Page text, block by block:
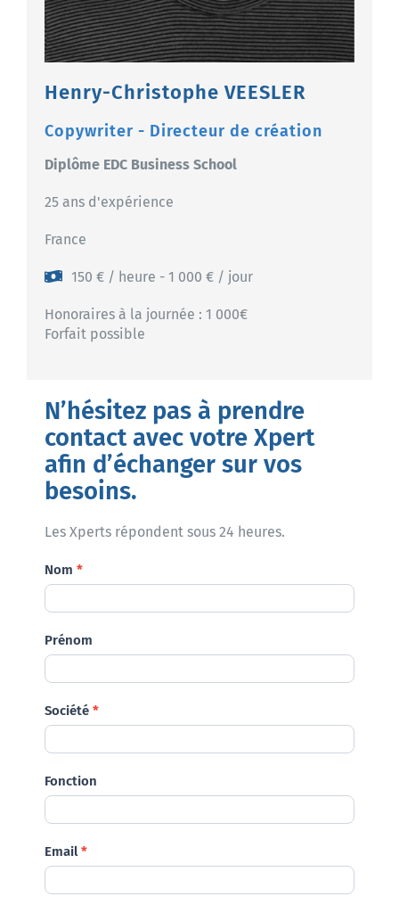
Henry-Christophe VEESLER
Copywriter - Directeur de création
Diplôme EDC Business School
25 ans d'expérience
France
150 € / heure - 1 000 € / jour
Honoraires à la journée : 1 000€
Forfait possible
N’hésitez pas à prendre
contact avec votre Xpert
afin d’échanger sur vos
besoins.
Les Xperts répondent sous 24 heures.
Demande
Nom *
Prénom
Société *
Fonction
Email*